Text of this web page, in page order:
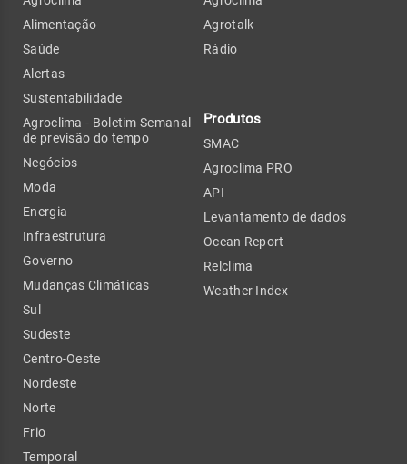
Alimentação
Saúde
Alertas
Sustentabilidade
Agroclima - Boletim Semanal
de previsão do tempo
Negócios
Moda
Energia
Infraestrutura
Governo
Mudanças Climáticas
Sul
Sudeste
Centro-Oeste
Nordeste
Norte
Frio
Temporal
Agrotalk
Rádio
Produtos
SMAC
Agroclima PRO
API
Levantamento de dados
Ocean Report
Relclima
Weather Index